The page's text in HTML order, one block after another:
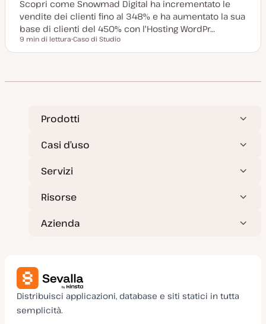
Scopri come Snowmad Digital ha incrementato le
vendite dei clienti fino al 348% e ha aumentato la sua
base di clienti del 450% con l'Hosting WordPr…
Tempo di lettura
9 min di lettura
o
Caso di Studio
Prodotti
Casi d’uso
Servizi
Risorse
Azienda
Distribuisci applicazioni, database e siti statici in tutta
semplicità.